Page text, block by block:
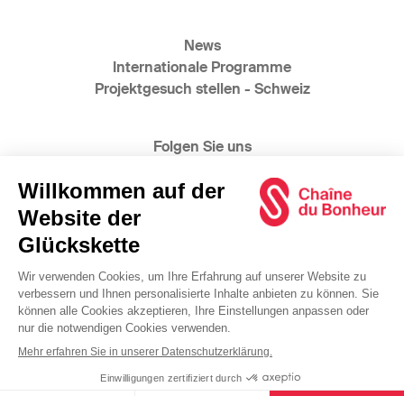
News
Internationale Programme
Projektgesuch stellen - Schweiz
Folgen Sie uns
@2025 Glückskette
www.catena-della-solidarieta.ch
www.swiss-solidarity.org
Allgemeine Geschäftsbedingungen